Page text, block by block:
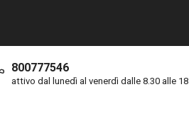
800777546
attivo dal lunedì al venerdì dalle 8.30 alle 18